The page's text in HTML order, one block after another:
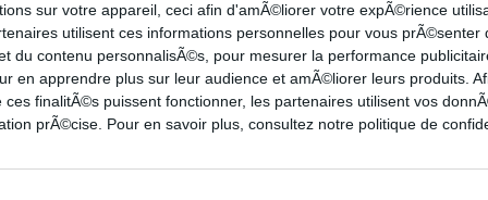
sur votre appareil, ceci afin d'amÃ©liorer votre expÃ©rience
utilisent ces informations personnelles pour vous prÃ©senter
du contenu personnalisÃ©s, pour mesurer la performance
en apprendre plus sur leur audience et amÃ©liorer leurs produits.
ces finalitÃ©s puissent fonctionner, les partenaires utilisent vos
prÃ©cise. Pour en savoir plus, consultez notre politique de
après avoir vu le joueur se tordre de
s'en tire bien, avec une simple entorse